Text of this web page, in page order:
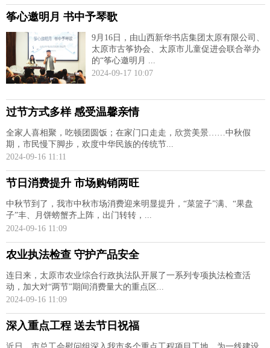
筝心邀明月 书中予琴歌
9月16日，由山西新华书店集团太原有限公司、
太原市古筝协会、太原市儿童促进会联合举办
的“筝心邀明月 ...
2024-09-17 10:07
过节方式多样 感受温馨亲情
全家人喜相聚，吃顿团圆饭；在家门口走走，欣赏美景……中秋假
期，市民慢下脚步，欢度中华民族的传统节...
2024-09-16 11:11
节日消费提升 市场购销两旺
中秋节到了，我市中秋市场消费迎来明显提升，“菜篮子”满、“果盘
子”丰、月饼螃蟹齐上阵，出门转转，...
2024-09-16 11:09
农业执法检查 守护产品安全
连日来，太原市农业综合行政执法队开展了一系列专项执法检查活
动，加大对“两节”期间消费量大的重点区...
2024-09-16 11:09
深入重点工程 送去节日祝福